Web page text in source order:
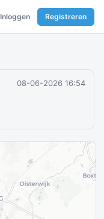
Inloggen Registreren
08-06-2026 16:54